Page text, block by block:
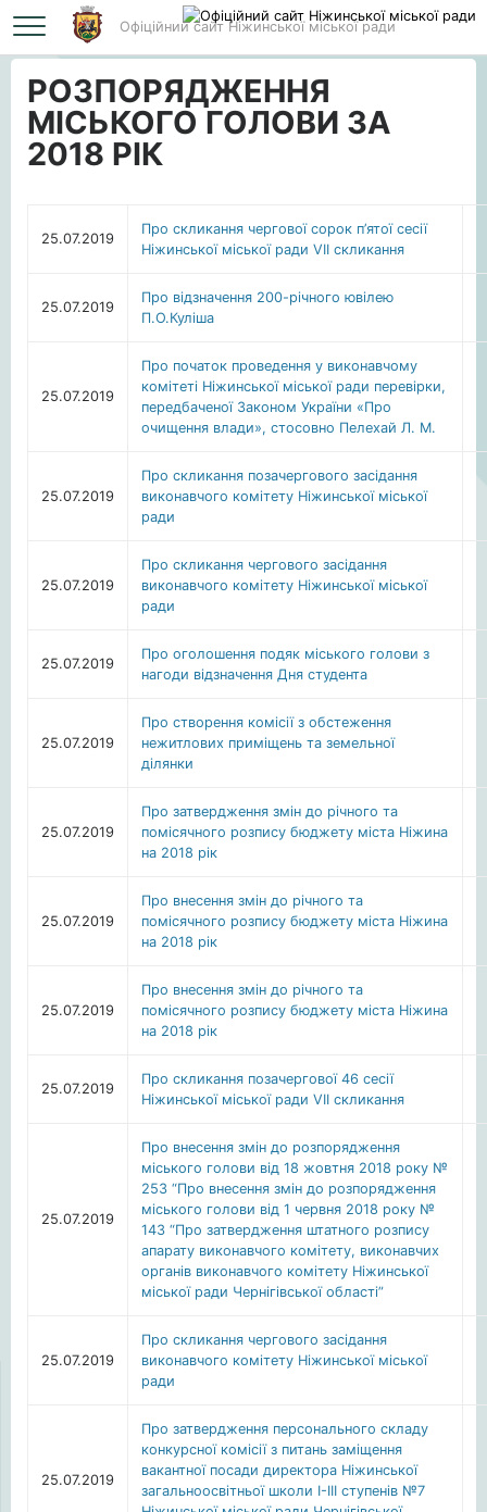
Офіційний сайт Ніжинської міської ради
Головна РОЗПОРЯДЖЕННЯ МІСЬКОГО ГОЛОВИ ЗА 2018 РІК
РОЗПОРЯДЖЕННЯ
МІСЬКОГО ГОЛОВИ ЗА
2018 РІК
25.07.2019
Про скликання чергової сорок п’ятої сесії
Ніжинської міської ради VII скликання
25.07.2019
Про відзначення 200-річного ювілею
П.О.Куліша
25.07.2019
Про початок проведення у виконавчому
комітеті Ніжинської міської ради перевірки,
передбаченої Законом України «Про
очищення влади», стосовно Пелехай Л. М.
25.07.2019
Про скликання позачергового засідання
виконавчого комітету Ніжинської міської
ради
25.07.2019
Про скликання чергового засідання
виконавчого комітету Ніжинської міської
ради
25.07.2019
Про оголошення подяк міського голови з
нагоди відзначення Дня студента
25.07.2019
Про створення комісії з обстеження
нежитлових приміщень та земельної
ділянки
25.07.2019
Про затвердження змін до річного та
помісячного розпису бюджету міста Ніжина
на 2018 рік
25.07.2019
Про внесення змін до річного та
помісячного розпису бюджету міста Ніжина
на 2018 рік
25.07.2019
Про внесення змін до річного та
помісячного розпису бюджету міста Ніжина
на 2018 рік
25.07.2019
Про скликання позачергової 46 сесії
Ніжинської міської ради VII скликання
25.07.2019
Про внесення змін до розпорядження
міського голови від 18 жовтня 2018 року №
253 “Про внесення змін до розпорядження
міського голови від 1 червня 2018 року №
143 “Про затвердження штатного розпису
апарату виконавчого комітету, виконавчих
органів виконавчого комітету Ніжинської
міської ради Чернігівської області”
25.07.2019
Про скликання чергового засідання
виконавчого комітету Ніжинської міської
ради
25.07.2019
Про затвердження персонального складу
конкурсної комісії з питань заміщення
вакантної посади директора Ніжинської
загальноосвітньої школи І-ІІІ ступенів №7